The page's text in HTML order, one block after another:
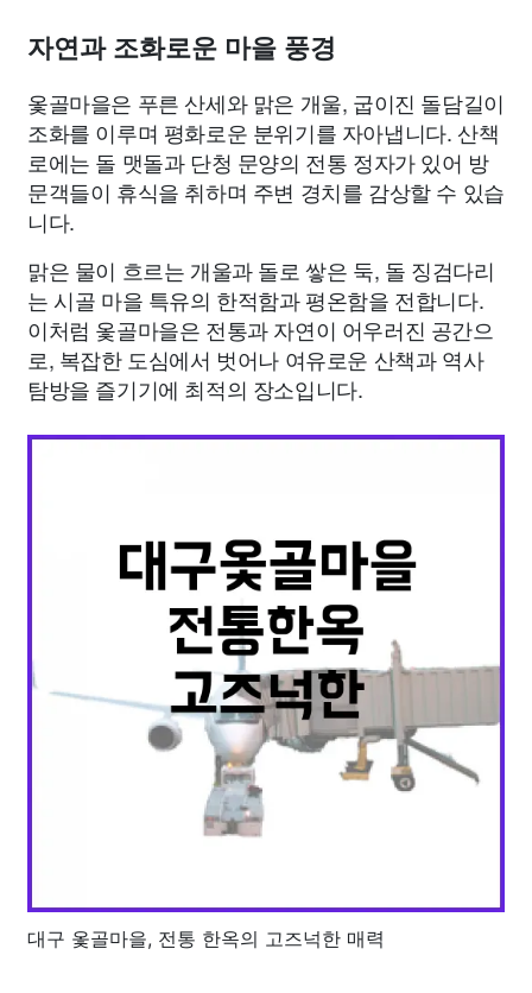
자연과 조화로운 마을 풍경
옻골마을은 푸른 산세와 맑은 개울, 굽이진 돌담길이
조화를 이루며 평화로운 분위기를 자아냅니다. 산책
로에는 돌 맷돌과 단청 문양의 전통 정자가 있어 방
문객들이 휴식을 취하며 주변 경치를 감상할 수 있습
니다.
맑은 물이 흐르는 개울과 돌로 쌓은 둑, 돌 징검다리
는 시골 마을 특유의 한적함과 평온함을 전합니다.
이처럼 옻골마을은 전통과 자연이 어우러진 공간으
로, 복잡한 도심에서 벗어나 여유로운 산책과 역사
탐방을 즐기기에 최적의 장소입니다.
대구 옻골마을, 전통 한옥의 고즈넉한 매력